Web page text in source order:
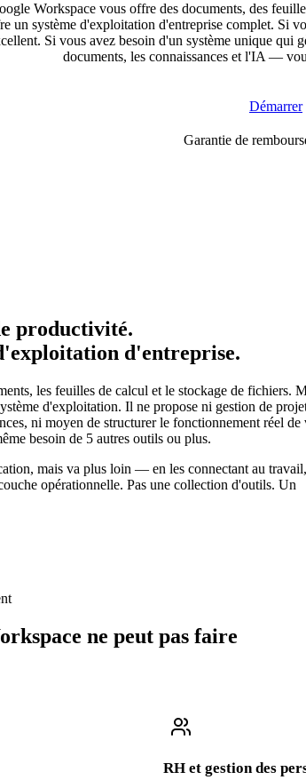
Workspace vous offre des documents, des
un système d'exploitation d'entreprise complet. Si
Si vous avez besoin d'un système unique qui
documents, les connaissances et l'IA —
Démarrer
Garantie de
productivité.
d'entreprise.
les feuilles de calcul et le stockage de fichiers.
d'exploitation. Il ne propose ni gestion de
ni moyen de structurer le fonctionnement réel de
besoin de 5 autres outils ou plus.
mais va plus loin — en les connectant au
opérationnelle. Pas une collection d'outils. Un
ne peut pas faire
RH et gestion des